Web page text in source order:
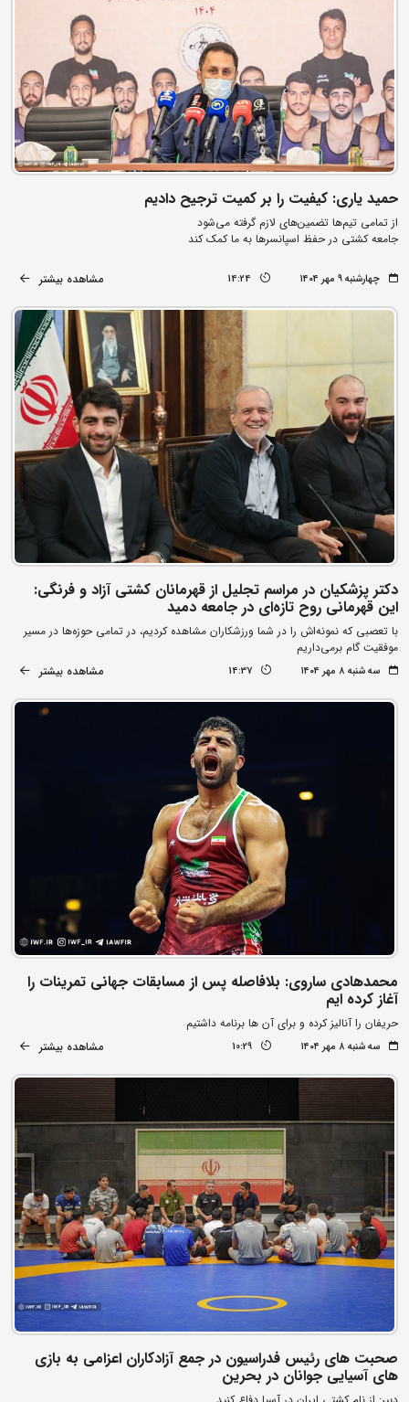
حمید یاری: کیفیت را بر کمیت ترجیح دادیم
از تمامی تیم‌ها تضمین‌های لازم گرفته می‌شود
جامعه کشتی در حفظ اسپانسرها به ما کمک کند
چهارشنبه ۹ مهر ۱۴۰۴ 14:24 مشاهده بیشتر
دکتر پزشکیان در مراسم تجلیل از قهرمانان کشتی آزاد و فرنگی:
این قهرمانی روح تازه‌ای در جامعه دمید
با تعصبی که نمونه‌اش را در شما ورزشکاران مشاهده کردیم، در تمامی حوزه‌ها در مسیر
موفقیت گام برمی‌داریم
سه شنبه ۸ مهر ۱۴۰۴ 14:37 مشاهده بیشتر
محمدهادی ساروی: بلافاصله پس از مسابقات جهانی تمرینات را
آغاز کرده ایم
حریفان را آنالیز کرده و برای آن ها برنامه داشتیم
سه شنبه ۸ مهر ۱۴۰۴ 10:29 مشاهده بیشتر
صحبت های رئیس فدراسیون در جمع آزادکاران اعزامی به بازی
های آسیایی جوانان در بحرین